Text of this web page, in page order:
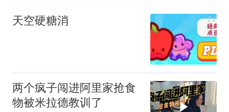
天空硬糖消
两个疯子闯进阿里家抢食
物被米拉德教训了